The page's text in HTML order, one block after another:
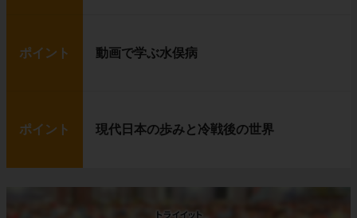
ポイント 動画で学ぶ水俣病
ポイント 現代日本の歩みと冷戦後の世界